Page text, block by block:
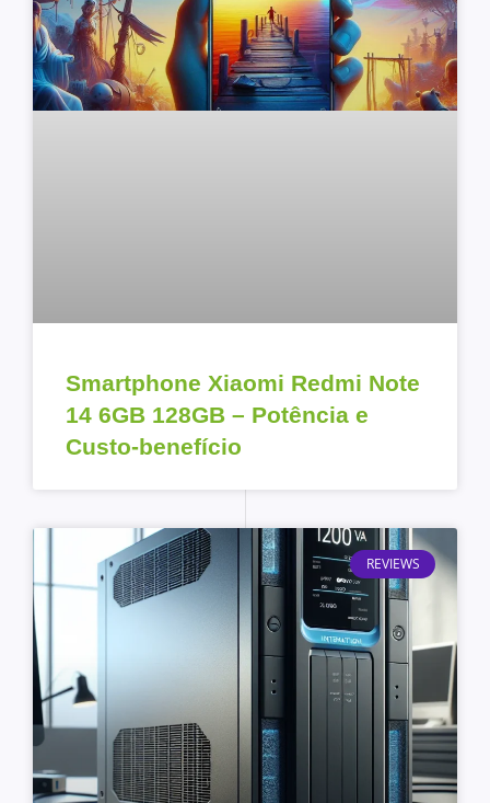
Smartphone Xiaomi Redmi Note
14 6GB 128GB – Potência e
Custo-benefício
REVIEWS